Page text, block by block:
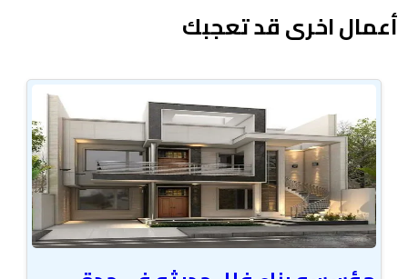
أعمال اخرى قد تعجبك